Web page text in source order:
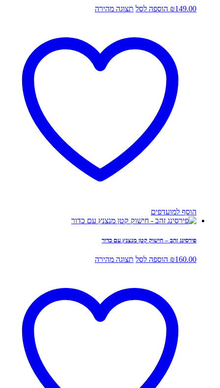
₪149.00 הוספה לסל תצוגה מהירה
הוסף למועדפים
פירסינג זהב – חישוק קטן מנצנץ עם כדור
₪160.00 הוספה לסל תצוגה מהירה